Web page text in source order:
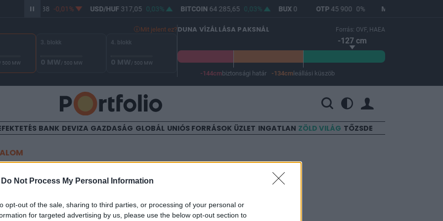
Do Not Process My Personal Information
opt-out of the sale, sharing to third parties, or processing of your personal or
for targeted advertising by us, please use the below opt-out section to
365,38 -0,01% USD/HUF317,05 0,03% BITCOIN64 285,65 0,03% BUX0 OTP45 900 0% MOL
Mit jelent ez?
/ 500 MW
3. blokk
0 MW/ 500 MW
4. blokk
0 MW/ 500 MW
DUNA VÍZÁLLÁSA PAKSNÁL Forrás: OVF, HAEA
-127 cm
-144cm biztonsági határ -134cm leállási küszöb
BANK DEVIZA GAZDASÁG GLOBÁL UNIÓS FORRÁSOK ÜZLET INGATLAN ZÖLD VILÁG TŐZSDE
elmondta, milyen beruházásokat